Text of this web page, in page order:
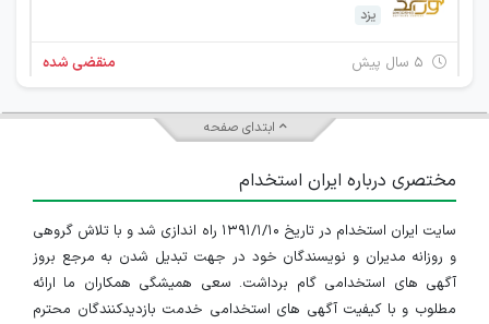
یزد
منقضی شده
ابتدای صفحه
مختصری درباره ایران استخدام
سایت ایران استخدام در تاریخ ۱۳۹۱/۱/۱۰ راه اندازی شد و با تلاش گروهی
و روزانه مدیران و نویسندگان خود در جهت تبدیل شدن به مرجع بروز
آگهی های استخدامی گام برداشت. سعی همیشگی همکاران ما ارائه
مطلوب و با کیفیت آگهی های استخدامی خدمت بازدیدکنندگان محترم